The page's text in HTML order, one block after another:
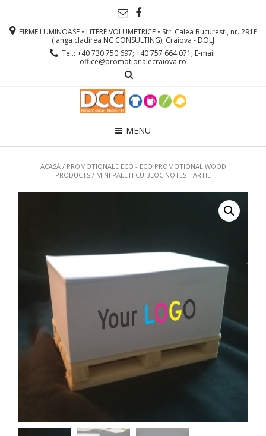
FIRME LUMINOASE • LITERE VOLUMETRICE • Str. Calea Bucuresti, nr. 291F
(langa cladirea NC CONSULTING), Craiova - DOLJ
Tel.: +40 730 750.697; +40 757 664.071; E-mail:
office@promotionalecraiova.ro
MENU
ACASĂ/ PROMOTIONALE ECO - ECO PROMOTIONAL WOOD
PRODUCTS / MINI PALETI CU BLOC NOTES HARTIE